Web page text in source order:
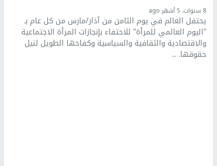
8 سنوات، 5 أشهر ago
يحتفل العالم في يوم الثامن من آذار/مارس من كل عام بـ
"اليوم العالمي للمرأة" للاحتفاء بإنجازات المرأة الاجتماعية
والاقتصادية والثقافية والسياسية وكفاحها الطويل لنيل
حقوقها. ...